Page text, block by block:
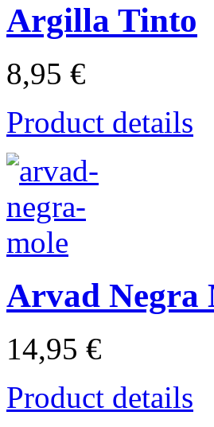
Argilla Tinto
8,95 €
Product details
Arvad Negra
14,95 €
Product details